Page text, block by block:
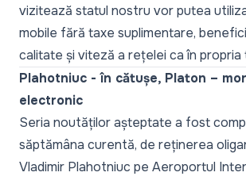
vizitează statul nostru vor putea
mobile fără taxe suplimentare,
calitate și viteză a rețelei ca în propria
Plahotniuc - în cătușe, Platon –
electronic
Seria noutăților așteptate a fost
săptămâna curentă, de reținerea
Vladimir Plahotniuc pe Aeroportul